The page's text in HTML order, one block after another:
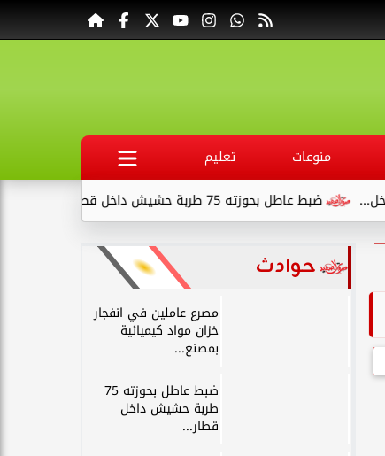
منوعات
تعليم
ضبط عاطل بحوزته 75 طربة حشيش داخل قطار في قنا
حوادث
مصرع عاملين في انفجار
خزان مواد كيميائية
بمصنع...
ضبط عاطل بحوزته 75
طربة حشيش داخل
قطار...